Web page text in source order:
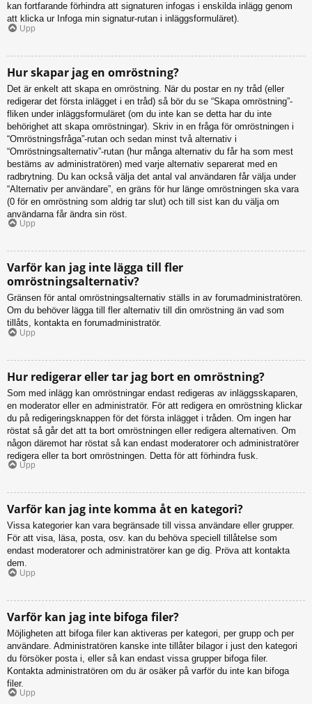
kan fortfarande förhindra att signaturen infogas i enskilda inlägg genom
att klicka ur Infoga min signatur-rutan i inläggsformuläret).
Upp
Hur skapar jag en omröstning?
Det är enkelt att skapa en omröstning. När du postar en ny tråd (eller
redigerar det första inlägget i en tråd) så bör du se “Skapa omröstning”-
fliken under inläggsformuläret (om du inte kan se detta har du inte
behörighet att skapa omröstningar). Skriv in en fråga för omröstningen i
“Omröstningsfråga”-rutan och sedan minst två alternativ i
“Omröstningsalternativ”-rutan (hur många alternativ du får ha som mest
bestäms av administratören) med varje alternativ separerat med en
radbrytning. Du kan också välja det antal val användaren får välja under
“Alternativ per användare”, en gräns för hur länge omröstningen ska vara
(0 för en omröstning som aldrig tar slut) och till sist kan du välja om
användarna får ändra sin röst.
Upp
Varför kan jag inte lägga till fler
omröstningsalternativ?
Gränsen för antal omröstningsalternativ ställs in av forumadministratören.
Om du behöver lägga till fler alternativ till din omröstning än vad som
tillåts, kontakta en forumadministratör.
Upp
Hur redigerar eller tar jag bort en omröstning?
Som med inlägg kan omröstningar endast redigeras av inläggsskaparen,
en moderator eller en administratör. För att redigera en omröstning klickar
du på redigeringsknappen för det första inlägget i tråden. Om ingen har
röstat så går det att ta bort omröstningen eller redigera alternativen. Om
någon däremot har röstat så kan endast moderatorer och administratörer
redigera eller ta bort omröstningen. Detta för att förhindra fusk.
Upp
Varför kan jag inte komma åt en kategori?
Vissa kategorier kan vara begränsade till vissa användare eller grupper.
För att visa, läsa, posta, osv. kan du behöva speciell tillåtelse som
endast moderatorer och administratörer kan ge dig. Pröva att kontakta
dem.
Upp
Varför kan jag inte bifoga filer?
Möjligheten att bifoga filer kan aktiveras per kategori, per grupp och per
användare. Administratören kanske inte tillåter bilagor i just den kategori
du försöker posta i, eller så kan endast vissa grupper bifoga filer.
Kontakta administratören om du är osäker på varför du inte kan bifoga
filer.
Upp